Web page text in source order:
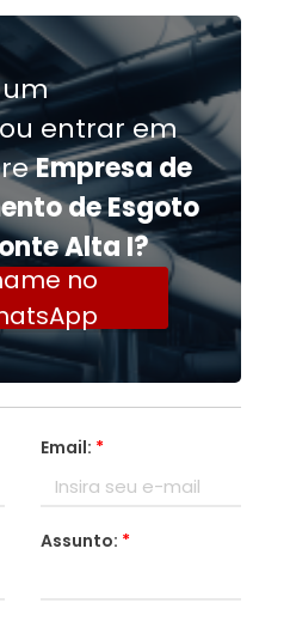
entrar em
Empresa de
de Esgoto
Alta I?
no
Email: *
Assunto: *